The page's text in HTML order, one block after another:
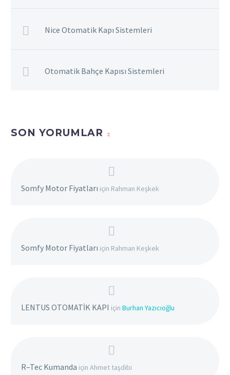
Nice Otomatik Kapı Sistemleri
Otomatik Bahçe Kapısı Sistemleri
SON YORUMLAR
Somfy Motor Fiyatları için Rahman Keşkek
Somfy Motor Fiyatları için Rahman Keşkek
LENTUS OTOMATİK KAPI için Burhan Yazıcıoğlu
R–Tec Kumanda için Ahmet taşdibi